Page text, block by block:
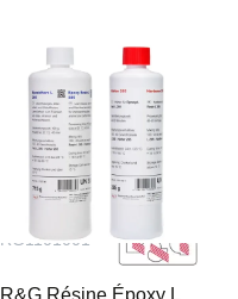
RG1101001
R&G Résine Époxy L